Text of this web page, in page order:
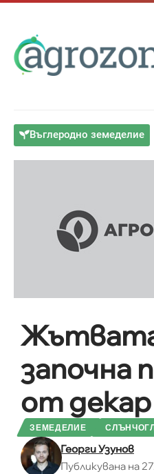
Въглеродно земеделие
Жътвата
започна
от декар
ЗЕМЕДЕЛИЕ
Георги Узунов
Публикувана на